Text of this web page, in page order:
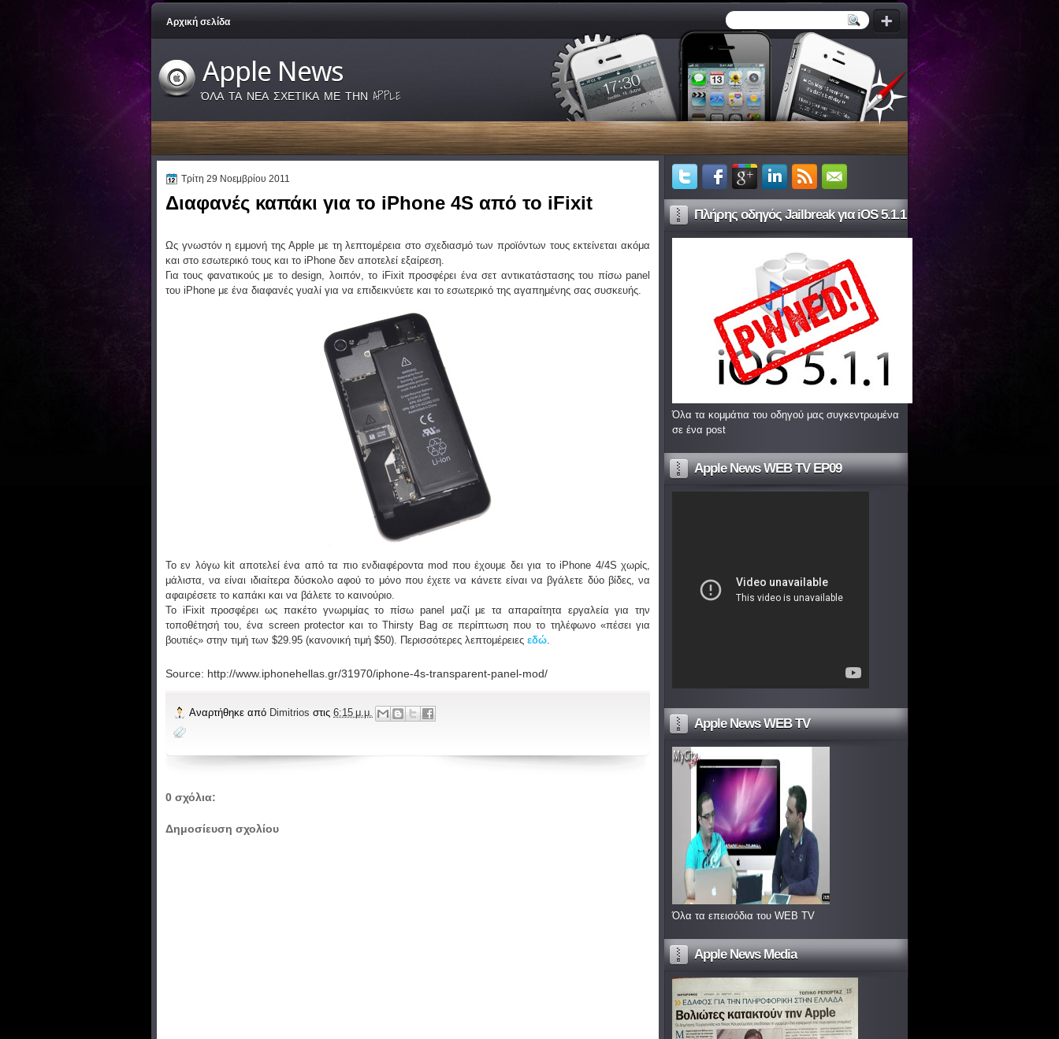
Αρχική σελίδα
Apple News
ΌΛΑ ΤΑ ΝΕΑ ΣΧΕΤΙΚΑ ΜΕ ΤΗΝ APPLE
Τρίτη 29 Νοεμβρίου 2011
Διαφανές καπάκι για το iPhone 4S από το iFixit
Ως γνωστόν η εμμονή της Apple με τη λεπτομέρεια στο σχεδιασμό των προϊόντων τους εκτείνεται ακόμα
και στο εσωτερικό τους και το iPhone δεν αποτελεί εξαίρεση.
Για τους φανατικούς με το design, λοιπόν, το iFixit προσφέρει ένα σετ αντικατάστασης του πίσω panel
του iPhone με ένα διαφανές γυαλί για να επιδεικνύετε και το εσωτερικό της αγαπημένης σας συσκευής.
Το εν λόγω kit αποτελεί ένα από τα πιο ενδιαφέροντα mod που έχουμε δει για το iPhone 4/4S χωρίς,
μάλιστα, να είναι ιδιαίτερα δύσκολο αφού το μόνο που έχετε να κάνετε είναι να βγάλετε δύο βίδες, να
αφαιρέσετε το καπάκι και να βάλετε το καινούριο.
Το iFixit προσφέρει ως πακέτο γνωριμίας το πίσω panel μαζί με τα απαραίτητα εργαλεία για την
τοποθέτησή του, ένα screen protector και το Thirsty Bag σε περίπτωση που το τηλέφωνο «πέσει για
βουτιές» στην τιμή των $29.95 (κανονική τιμή $50). Περισσότερες λεπτομέρειες εδώ.
Source: http://www.iphonehellas.gr/31970/iphone-4s-transparent-panel-mod/
Αναρτήθηκε από Dimitrios στις 6:15 μ.μ.
0 σχόλια:
Δημοσίευση σχολίου
Πλήρης οδηγός Jailbreak για iOS 5.1.1
Όλα τα κομμάτια του οδηγού μας συγκεντρωμένα
σε ένα post
Apple News WEB TV EP09
Apple News WEB TV
Όλα τα επεισόδια του WEB TV
Apple News Media